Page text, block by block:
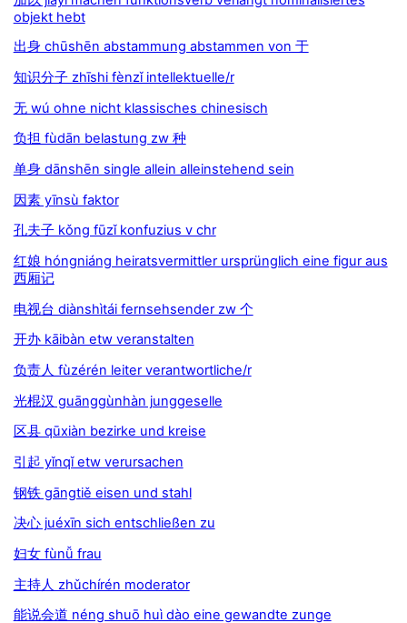
objekt hebt
出身 chūshēn abstammung abstammen von 于
知识分子 zhīshi fènzǐ intellektuelle/r
无 wú ohne nicht klassisches chinesisch
负担 fùdān belastung zw 种
单身 dānshēn single allein alleinstehend sein
因素 yīnsù faktor
孔夫子 kǒng fūzǐ konfuzius v chr
红娘 hóngniáng heiratsvermittler ursprünglich eine figur aus
西厢记
电视台 diànshìtái fernsehsender zw 个
开办 kāibàn etw veranstalten
负责人 fùzérén leiter verantwortliche/r
光棍汉 guānggùnhàn junggeselle
区县 qūxiàn bezirke und kreise
引起 yǐnqǐ etw verursachen
钢铁 gāngtiě eisen und stahl
决心 juéxīn sich entschließen zu
妇女 fùnǚ frau
主持人 zhǔchírén moderator
能说会道 néng shuō huì dào eine gewandte zunge